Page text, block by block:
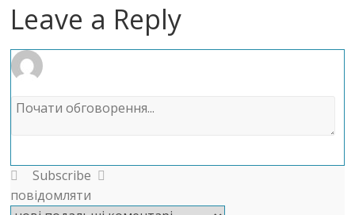
Leave a Reply
Subscribe
повідомляти